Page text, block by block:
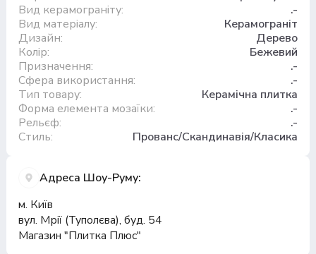
Вид керамограніту:
.-
Вид матеріалу:
Керамограніт
Дизайн:
Дерево
Колір:
Бежевий
Призначення:
.-
Сфера використання:
.-
Тип товару:
Керамічна плитка
Форма елемента мозаїки:
.-
Рельєф:
.-
Стиль:
Прованс/Скандинавія/Класика
Адреса Шоу-Руму:
м. Київ
вул. Мрії (Туполєва), буд. 54
Магазин "Плитка Плюс"